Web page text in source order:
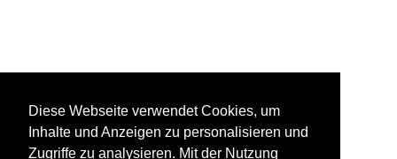
Diese Webseite verwendet Cookies, um
Inhalte und Anzeigen zu personalisieren und
Zugriffe zu analysieren. Mit der Nutzung